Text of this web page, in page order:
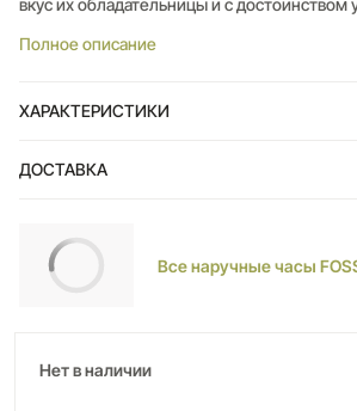
вкус их обладательницы и с достоинством
Полное описание
ХАРАКТЕРИСТИКИ
ДОСТАВКА
Все наручные часы
Нет в наличии